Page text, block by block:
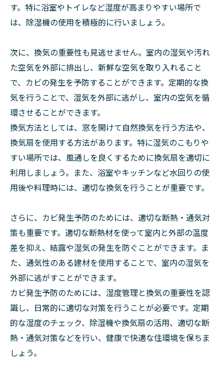
す。特に浴室やトイレなど湿度が高まりやすい場所で
は、除湿機の使用を積極的に行いましょう。
次に、換気の重要性も見逃せません。室内の湿気や汚れ
た空気を外部に排出し、新鮮な空気を取り入れること
で、カビの発生を予防することができます。定期的な換
気を行うことで、湿気を外部に逃がし、室内の空気を循
環させることができます。
換気方法としては、窓を開けて自然換気を行う方法や、
換気扇を使用する方法があります。特に湿気のこもりや
すい場所では、風通しを良くするために換気扇を適切に
利用しましょう。また、浴室やキッチンなど水回りの使
用後や料理時には、適切な換気を行うことが重要です。
さらに、カビ発生予防のためには、適切な断熱・通気対
策も重要です。適切な断熱材を使って室内と外部の温度
差を抑え、結露や湿気の発生を防ぐことができます。ま
た、通気性のある建材を使用することで、室内の湿気を
外部に逃がすことができます。
カビ発生予防のためには、湿度管理と換気の重要性を認
識し、日常的に適切な対策を行うことが必要です。定期
的な湿度のチェック、除湿機や換気扇の活用、適切な断
熱・通気対策などを行い、健康で快適な住環境を保ちま
しょう。